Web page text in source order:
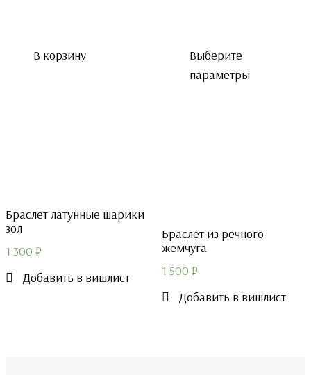
В корзину
Браслет латунные шарики
зол
1 300 ₽
Добавить в вишлист
Выберите
параметры
Браслет из речного
жемчуга
1 500 ₽
Добавить в вишлист